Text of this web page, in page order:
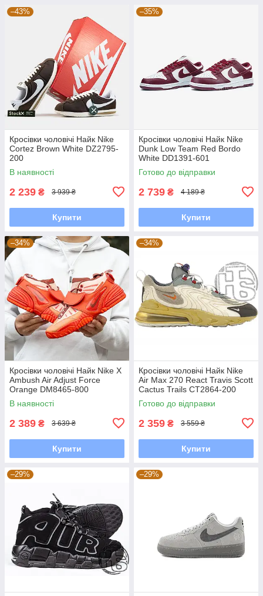
–43%
Кросівки чоловічі Найк Nike
Cortez Brown White DZ2795-
200
В наявності
2 239 ₴ 3 939 ₴
Купити
–35%
Кросівки чоловічі Найк Nike
Dunk Low Team Red Bordo
White DD1391-601
Готово до відправки
2 739 ₴ 4 189 ₴
Купити
–34%
Кросівки чоловічі Найк Nike X
Ambush Air Adjust Force
Orange DM8465-800
В наявності
2 389 ₴ 3 639 ₴
Купити
–34%
Кросівки чоловічі Найк Nike
Air Max 270 React Travis Scott
Cactus Trails CT2864-200
Готово до відправки
2 359 ₴ 3 559 ₴
Купити
–29% –29%